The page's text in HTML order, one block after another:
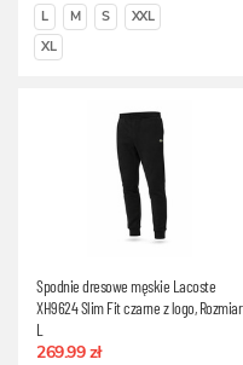
L M S
XXL
XL
Spodnie dresowe męskie Lacoste
XH9624 Slim Fit czarne z logo, Rozmiar
L
269.99 zł